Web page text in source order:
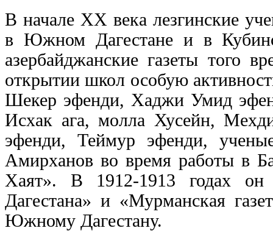
В начале XX века лезгинские
в Южном Дагестане и в
азербайджанские газеты того
открытии школ особую
Шекер эфенди, Хаджи Умид
Исхак ага, молла Хусейн,
эфенди, Теймур эфенди,
Амирханов во время работы в
Хаят». В 1912-1913 годах он
Дагестана» и «Мурманская
Южному Дагестану.